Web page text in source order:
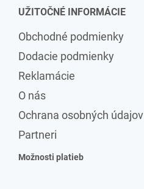
UŽITOČNÉ INFORMÁCIE
Obchodné podmienky
Dodacie podmienky
Reklamácie
O nás
Ochrana osobných údajov
Partneri
Možnosti platieb